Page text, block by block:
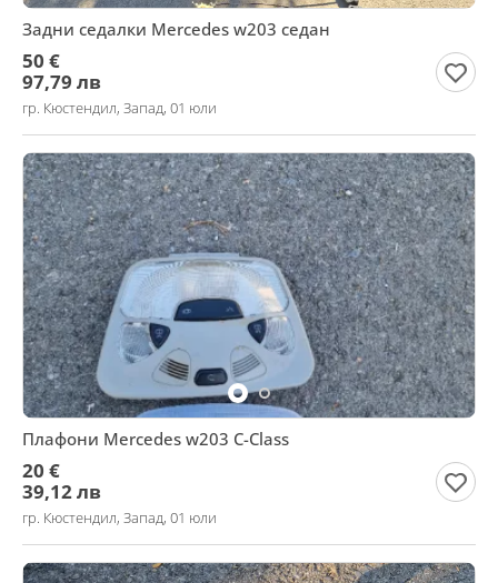
Задни седалки Mercedes w203 седан
50 €
97,79 лв
гр. Кюстендил, Запад, 01 юли
Плафони Mercedes w203 C-Class
20 €
39,12 лв
гр. Кюстендил, Запад, 01 юли